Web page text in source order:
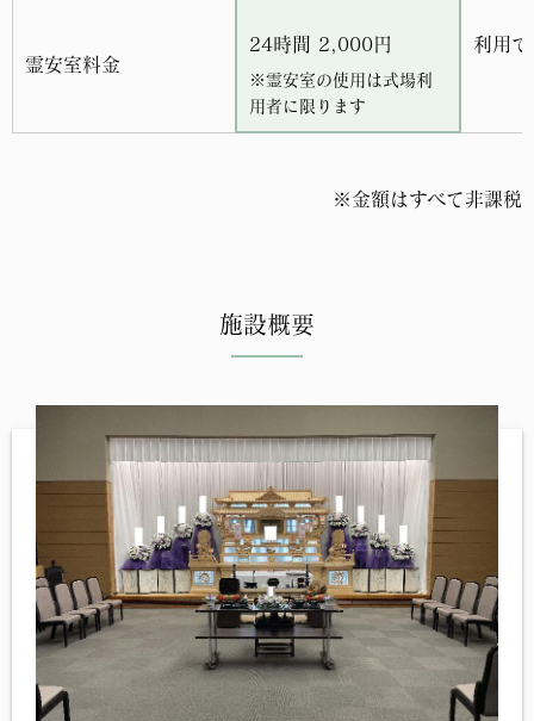
霊安室料金
24時間 2,000円
※霊安室の使用は式場利
用者に限ります
利用
※金額はすべて非課税
施設概要